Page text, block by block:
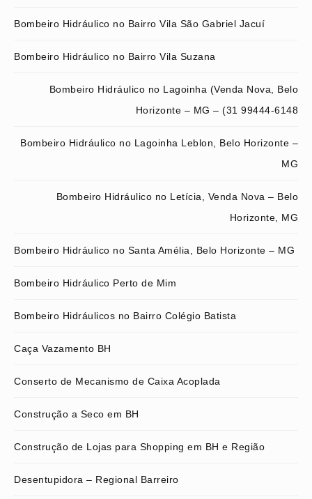
Bombeiro Hidráulico no Bairro Vila São Gabriel Jacuí
Bombeiro Hidráulico no Bairro Vila Suzana
Bombeiro Hidráulico no Lagoinha (Venda Nova, Belo
Horizonte – MG – (31 99444-6148
Bombeiro Hidráulico no Lagoinha Leblon, Belo Horizonte –
MG
Bombeiro Hidráulico no Letícia, Venda Nova – Belo
Horizonte, MG
Bombeiro Hidráulico no Santa Amélia, Belo Horizonte – MG
Bombeiro Hidráulico Perto de Mim
Bombeiro Hidráulicos no Bairro Colégio Batista
Caça Vazamento BH
Conserto de Mecanismo de Caixa Acoplada
Construção a Seco em BH
Construção de Lojas para Shopping em BH e Região
Desentupidora – Regional Barreiro